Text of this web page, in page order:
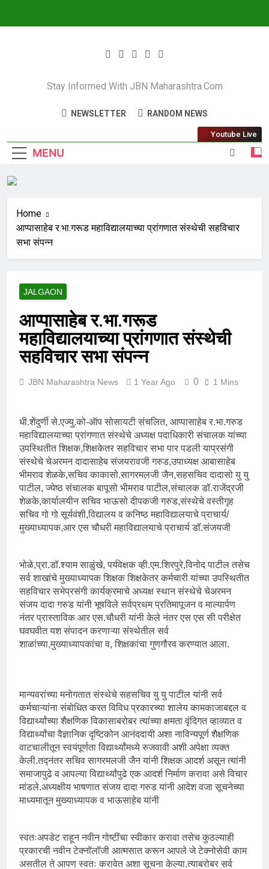
JBN Maharashtra
Stay Informed With JBN Maharashtra.com
NEWSLETTER RANDOM NEWS
MENU
Youtube Live
Home
आप्पासाहेब र.भा.गरूड महाविद्यालयाच्या प्रांगणात संस्थेची सहविचार
सभा संपन्न
JALGAON
आप्पासाहेब र.भा.गरूड
महाविद्यालयाच्या प्रांगणात संस्थेची
सहविचार सभा संपन्न
JBN Maharashtra News 1 Year Ago 0 1 Mins
धी.शेंदुर्णी से.एज्यु.को-ऑप सोसायटी संचलित, आप्पासाहेब र.भा.गरुड
महाविद्यालयाच्या प्रांगणात संस्थेचे अध्यक्ष पदाधिकारी संचालक यांच्या
उपस्थितीत शिक्षक,शिक्षकेतर सहविचार सभा पार पडली याप्रसंगी
संस्थेचे चेअरमन दादासाहेब संजयरावजी गरुड,उपाध्यक्ष आबासाहेब
भीमराव शेळके,सचिव काकासो.सागरमलजी जैन,सहसचिव दादासो यु यु
पाटील, ज्येष्ठ संचालक बापूसो भीमराव पाटील,संचालक डॉ.राजेंद्रजी
शेळके,कार्यालयीन सचिव भाऊसो दीपकजी गरुड,संस्थेचे वस्तीगृह
सचिव गो गो सूर्यवंशी,विद्यालय व कनिष्ठ महाविद्यालयाचे प्राचार्य/
मुख्याध्यापक,आर एस चौधरी महाविद्यालयाचे प्राचार्य डॉ.संजयजी
भोळे,प्रा.डॉ.श्याम साळुंखे, पर्यवेक्षक व्ही.एम.शिरपुरे,विनोद पाटील तसेच
सर्व शाखांचे मुख्याध्यापक शिक्षक शिक्षकेतर कर्मचारी यांच्या उपस्थितीत
सहविचार सभेप्रसंगी कार्यक्रमाचे अध्यक्ष स्थान संस्थेचे चेअरमन
संजय दादा गरुड यांनी भूषविले सर्वप्रथम प्रतिमापूजन व माल्यार्पण
नंतर प्रास्ताविक आर एस.चौधरी यांनी केले नंतर एस एस सी परीक्षेत
घवघवीत यश संपादन करणाऱ्या संस्थेतील सर्व
शाळांच्या,मुख्याध्यापकांचा व, शिक्षकांचा गुणगौरव करण्यात आला.
मान्यवरांच्या मनोगतात संस्थेचे सहसचिव यु यु पाटील यांनी सर्व
कर्मचाऱ्यांना संबोधित करत विविध प्रकारच्या शालेय कामकाजाबद्दल व
विद्यार्थ्यांच्या शैक्षणिक विकासाबरोबर त्यांच्या क्षमता वृंदिगत व्हाव्यात व
विद्यार्थ्यांचा वैज्ञानिक दृष्टिकोन आनंददायी अशा नाविन्यपूर्ण शैक्षणिक
वाटचालीतून स्वयंपूर्णता विद्यार्थ्यांमध्ये रुजवावी अशी अपेक्षा व्यक्त
केली.तद्नंतर सचिव सागरमलजी जैन यांनी शिक्षक आदर्श असून त्यांनी
समाजापुढे व आपल्या विद्यार्थ्यांपुढे एक आदर्श निर्माण करावा असे विचार
मांडले.अध्यक्षीय भाषणात संजय दादा गरुड यांनी आदेश वजा सूचनेच्या
माध्यमातून मुख्याध्यापक व भाऊसाहेब यांनी
स्वतःअपडेट राहून नवीन गोष्टींचा स्वीकार करावा तसेच कुठल्याही
प्रकारची नवीन टेक्नॉलॉजी आत्मसात करून आपले जे टेक्नोसेवी काम
असतील ते आपण स्वतः करावेत अशा सूचना केल्या.त्याबरोबर सर्व